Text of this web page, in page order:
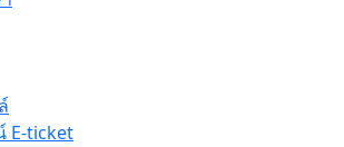
E-ticket